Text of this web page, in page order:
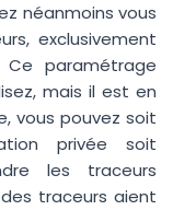
néanmoins vous
exclusivement
paramétrage
mais il est en
vous pouvez soit
privée soit
les traceurs
traceurs aient